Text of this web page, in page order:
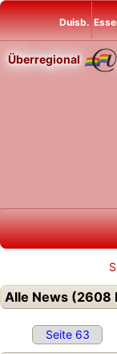
Duisb.
Überregional
Alle News (2608
Seite 63